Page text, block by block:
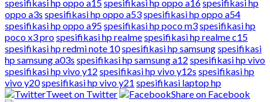
spesifikasi hp oppo a15spesifikasi hp oppo a16spesifikasi hp
oppo a3s spesifikasi hp oppo a53spesifikasi hp oppo a54
spesifikasi hp oppo a95spesifikasi hp poco m3spesifikasi hp
poco x3 prospesifikasi hp realmespesifikasi hp realme c15
spesifikasi hp redmi note 10spesifikasi hp samsungspesifikasi
hp samsung a03s spesifikasi hp samsung a12 spesifikasi hp vivo
spesifikasi hp vivo y12 spesifikasi hp vivo y12s spesifikasi hp
vivo y20spesifikasi hp vivo y21 spesifikasi laptop hp
Tweet on Twitter
Share on Facebook